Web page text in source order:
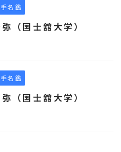
名鑑
（国士舘大学）
名鑑
（国士舘大学）